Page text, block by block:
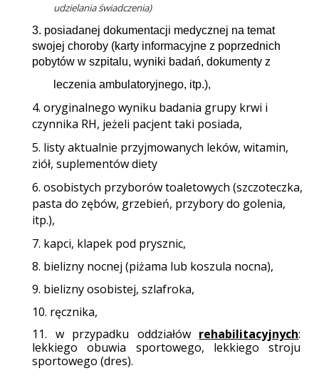
udzielania świadczenia)
3. posiadanej dokumentacji medycznej na temat
swojej choroby (karty informacyjne z poprzednich
pobytów w szpitalu, wyniki badań, dokumenty z
leczenia ambulatoryjnego, itp.),
4. oryginalnego wyniku badania grupy krwi i
czynnika RH, jeżeli pacjent taki posiada,
5. listy aktualnie przyjmowanych leków, witamin,
ziół, suplementów diety
6. osobistych przyborów toaletowych (szczoteczka,
pasta do zębów, grzebień, przybory do golenia,
itp.),
7. kapci, klapek pod prysznic,
8. bielizny nocnej (piżama lub koszula nocna),
9. bielizny osobistej, szlafroka,
10. ręcznika,
11. w przypadku oddziałów rehabilitacyjnych:
lekkiego obuwia sportowego, lekkiego stroju
sportowego (dres).